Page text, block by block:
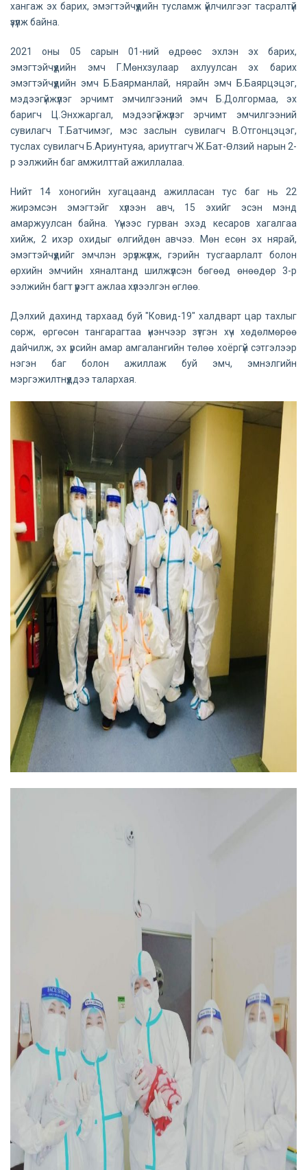
хангаж эх барих, эмэгтэйчүүдийн тусламж үйлчилгээг тасралтүй
үзүүлж байна.
2021 оны 05 сарын 01-ний өдрөөс эхлэн эх барих,
эмэгтэйчүүдийн эмч Г.Мөнхзулаар ахлуулсан эх барих
эмэгтэйчүүдийн эмч Б.Баярманлай, нярайн эмч Б.Баярцэцэг,
мэдээгүйжүүлэг эрчимт эмчилгээний эмч Б.Долгормаа, эх
баригч Ц.Энхжаргал, мэдээгүйжүүлэг эрчимт эмчилгээний
сувилагч Т.Батчимэг, мэс заслын сувилагч В.Отгонцэцэг,
туслах сувилагч Б.Ариунтуяа, ариутгагч Ж.Бат-Өлзий нарын 2-
р ээлжийн баг амжилттай ажиллалаа.
Нийт 14 хоногийн хугацаанд ажилласан тус баг нь 22
жирэмсэн эмэгтэйг хүлээн авч, 15 эхийг эсэн мэнд
амаржуулсан байна. Үүнээс гурван эхэд кесаров хагалгаа
хийж, 2 ихэр охидыг өлгийдөн авчээ. Мөн есөн эх нярай,
эмэгтэйчүүдийг эмчлэн эрүүлжүүлж, гэрийн тусгаарлалт болон
өрхийн эмчийн хяналтанд шилжүүлсэн бөгөөд өнөөдөр 3-р
ээлжийн багт үүрэгт ажлаа хүлээлгэн өглөө.
Дэлхий дахинд тархаад буй "Ковид-19" халдварт цар тахлыг
сөрж, өргөсөн тангарагтаа үнэнчээр зүтгэн хүч хөдөлмөрөө
дайчилж, эх үрсийн амар амгалангийн төлөө хоёргүй сэтгэлээр
нэгэн баг болон ажиллаж буй эмч, эмнэлгийн
мэргэжилтнүүддээ талархая.